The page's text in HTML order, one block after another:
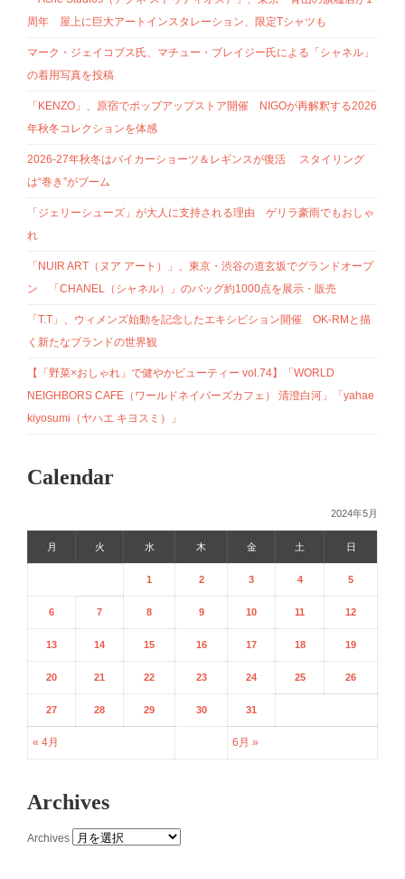
周年 屋上に巨大アートインスタレーション、限定Tシャツも
マーク・ジェイコブス氏、マチュー・ブレイジー氏による「シャネル」
の着用写真を投稿
「KENZO」、原宿でポップアップストア開催 NIGOが再解釈する2026
年秋冬コレクションを体感
2026-27年秋冬はバイカーショーツ＆レギンスが復活 スタイリング
は“巻き”がブーム
「ジェリーシューズ」が大人に支持される理由 ゲリラ豪雨でもおしゃ
れ
「NUIR ART（ヌア アート）」、東京・渋谷の道玄坂でグランドオープ
ン 「CHANEL（シャネル）」のバッグ約1000点を展示・販売
「T.T」、ウィメンズ始動を記念したエキシビション開催 OK-RMと描
く新たなブランドの世界観
【「野菜×おしゃれ」で健やかビューティー vol.74】「WORLD
NEIGHBORS CAFE（ワールドネイバーズカフェ） 清澄白河」「yahae
kiyosumi（ヤハエ キヨスミ）」
Calendar
2024年5月
月 火 水 木 金 土 日
« 4月 6月 »
1 2 3 4 5
6 7 8 9 10 11 12
13 14 15 16 17 18 19
20 21 22 23 24 25 26
27 28 29 30 31
Archives
Archives